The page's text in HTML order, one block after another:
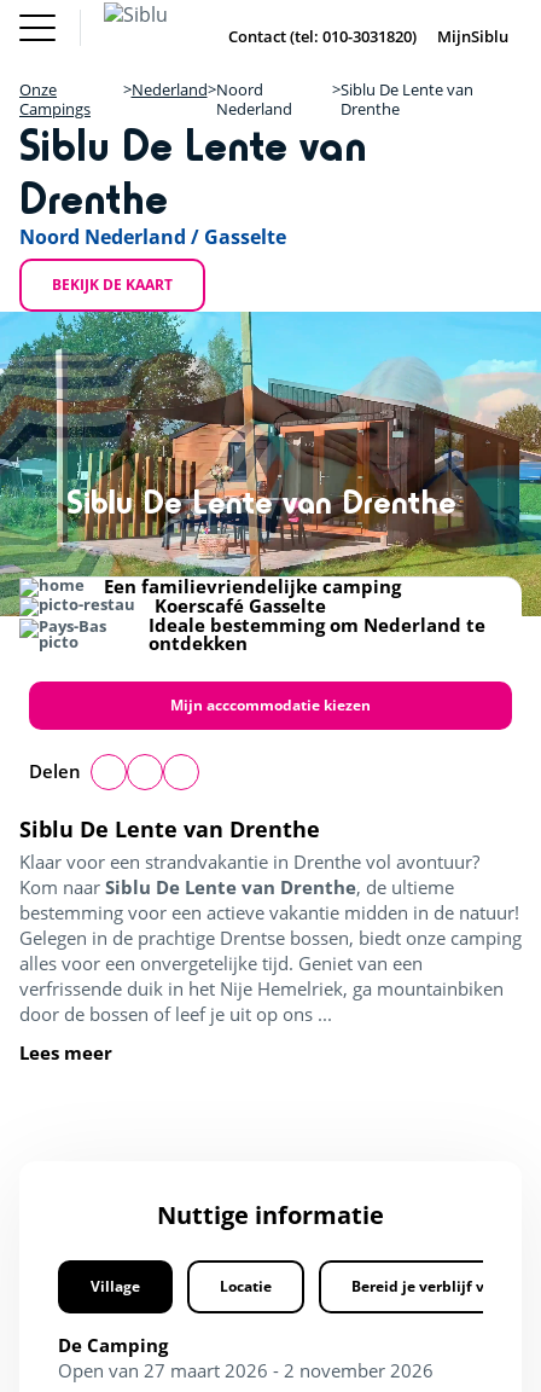
Overslaan
en
de
inhoud
gaan
Fun Pass
Parken)
Kopen
DE FR IE EN
Vakantie Inspiratie
Aanbiedingen
Accommodaties / Kampeerplaatsen
Ontdek Siblu
Fun Pass (Franse Parken)
Chalet Kopen
DE
Contact (tel: 010-3031820) MijnSiblu
Onze
Campings
Nederland Noord
Nederland
Siblu De Lente van
Drenthe
Siblu De Lente van
Drenthe
Noord Nederland / Gasselte
BEKIJK DE KAART
+
−
Siblu De Lente van Drenthe
Strand
DX Adventure Park
Zwembad
Kids boulderhal
Restaurant
Gezelligheid
Siblu De Lente van Drenthe
Klaar voor een strandvakantie in Drenthe vol avontuur?
Kom naar Siblu De Lente van Drenthe, de ultieme
bestemming voor een actieve vakantie midden in de natuur!
Gelegen in de prachtige Drentse bossen, biedt onze camping
alles voor een onvergetelijke tijd. Geniet van een
verfrissende duik in het Nije Hemelriek, ga mountainbiken
door de bossen of leef je uit op ons ...
Lees meer
Een familievriendelijke camping
Koerscafé Gasselte
Ideale bestemming om Nederland te
ontdekken
Mijn acccommodatie kiezen
Delen
Nuttige informatie
Village Locatie Bereid je verblijf voor
De Camping
Open van 27 maart 2026 - 2 november 2026